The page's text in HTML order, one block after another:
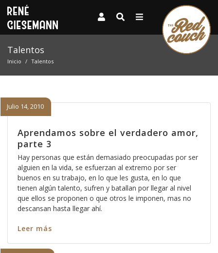
Talentos
Inicio Talentos
Aprendamos sobre el verdadero amor,
parte 3
Julio 14, 2010
Hay personas que están demasiado preocupadas por ser
alguien en la vida, se esfuerzan al extremo por ser
buenos en su trabajo, en lo que les gusta, en lo que
tienen algún talento, sufren y batallan por llegar al nivel
que ellos se proponen o que otros le imponen, mas no
descansan hasta llegar ahí.
Leer más